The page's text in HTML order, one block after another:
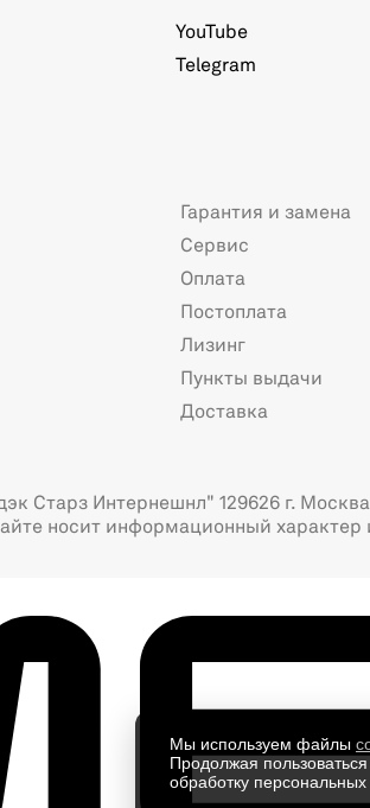
YouTube
Telegram
Гарантия и замена
Сервис
Оплата
Постоплата
Лизинг
Пункты выдачи
Доставка
Старз Интернешнл" 129626 г.
носит информационный характер
Мы используем файлы
Продолжая
обработку